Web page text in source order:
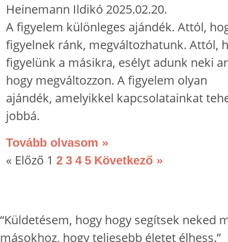
Heinemann Ildikó 2025.02.20.
A figyelem különleges ajándék. Attól,
figyelnek ránk, megváltozhatunk. Attól,
figyelünk a másikra, esélyt adunk neki
hogy megváltozzon. A figyelem olyan
ajándék, amelyikkel kapcsolatainkat
jobbá.
Tovább olvasom »
« Előző 1 2 3 4 5 Következő »
“Küldetésem, hogy hogy segítsek neked
másokhoz, hogy teljesebb életet élhess.”